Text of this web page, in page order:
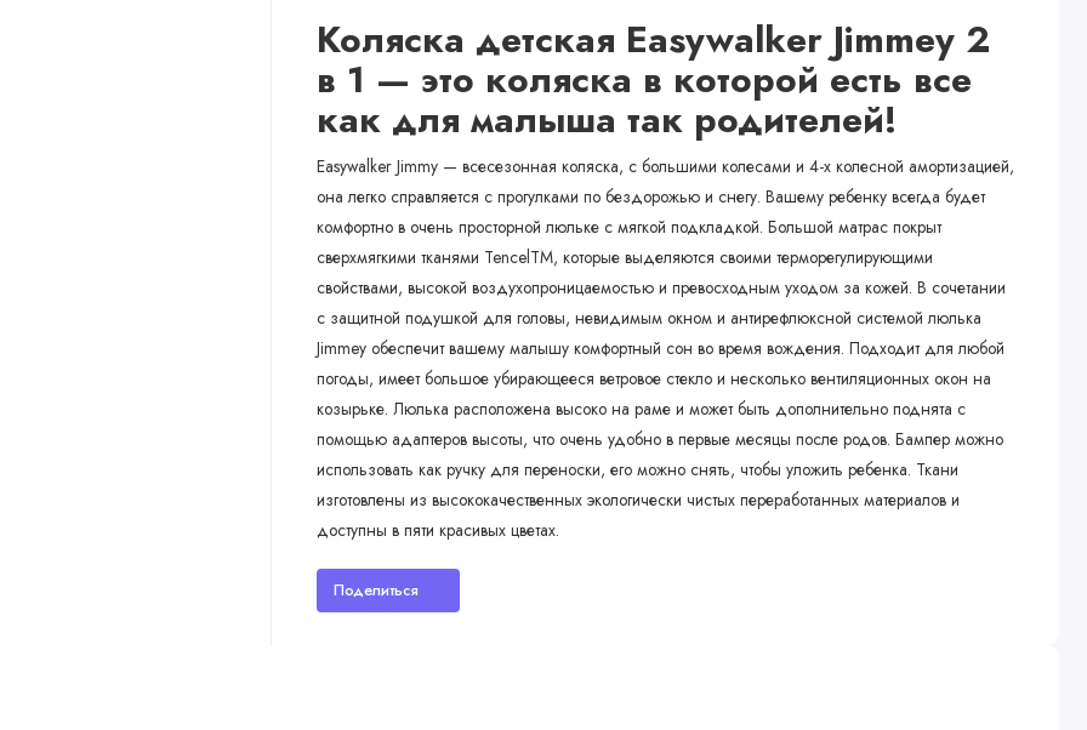
Коляска детская Easywalker Jimmey 2
в 1 — это коляска в которой есть все
как для малыша так родителей!
Easywalker Jimmy — всесезонная коляска, с большими колесами и 4-х колесной амортизацией,
она легко справляется с прогулками по бездорожью и снегу. Вашему ребенку всегда будет
комфортно в очень просторной люльке с мягкой подкладкой. Большой матрас покрыт
сверхмягкими тканями TencelTM, которые выделяются своими терморегулирующими
свойствами, высокой воздухопроницаемостью и превосходным уходом за кожей. В сочетании
с защитной подушкой для головы, невидимым окном и антирефлюксной системой люлька
Jimmey обеспечит вашему малышу комфортный сон во время вождения. Подходит для любой
погоды, имеет большое убирающееся ветровое стекло и несколько вентиляционных окон на
козырьке. Люлька расположена высоко на раме и может быть дополнительно поднята с
помощью адаптеров высоты, что очень удобно в первые месяцы после родов. Бампер можно
использовать как ручку для переноски, его можно снять, чтобы уложить ребенка. Ткани
изготовлены из высококачественных экологически чистых переработанных материалов и
доступны в пяти красивых цветах.
Поделиться